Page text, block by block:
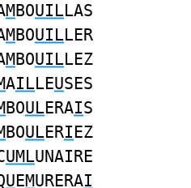
MBOUILLAS
MBOUILLER
MBOUILLEZ
AILLEUSES
BOULERAIS
BOULERIEZ
UMLUNAIRE
UEMURERAI